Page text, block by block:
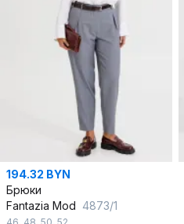
194.32 BYN
Брюки
Fantazia Mod 4873/1